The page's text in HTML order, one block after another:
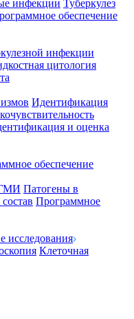
инфекции Туберкулез
обеспечение
инфекции
цитология
Идентификация
и оценка
обеспечение
Патогены в
Программное
исследования
Клеточная